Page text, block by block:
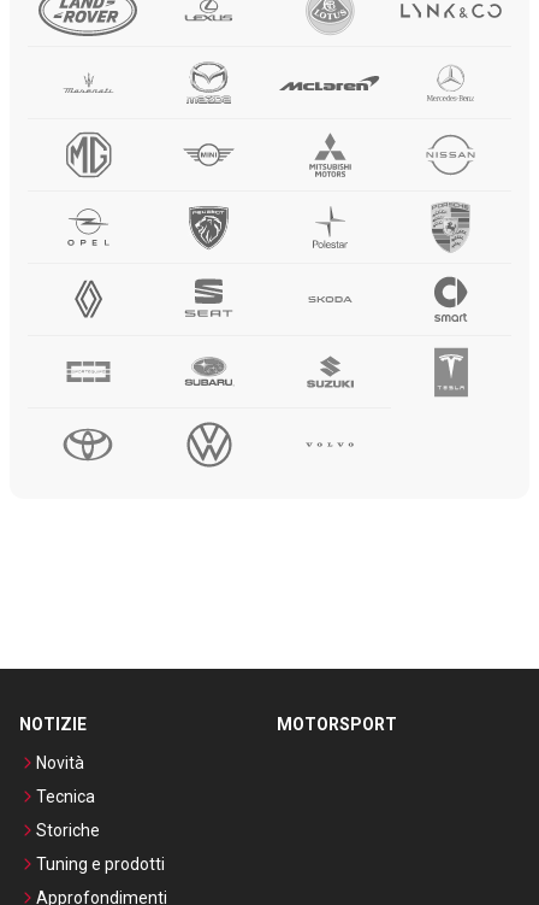
NOTIZIE
Novità
Tecnica
Storiche
Tuning e prodotti
Approfondimenti
MOTORSPORT